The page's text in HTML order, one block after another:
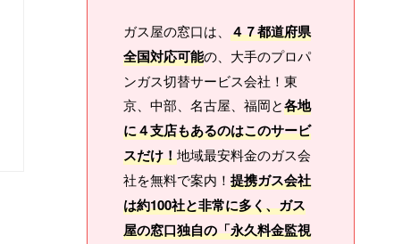
ガス屋の窓口は、 ４７都道府県
全国対応可能の、大手のプロパ
ンガス切替サービス会社！東
京、中部、名古屋、福岡と各地
に４支店もあるのはこのサービ
スだけ！地域最安料金のガス会
社を無料で案内！ 提携ガス会社
は約100社と非常に多く、ガス
屋の窓口独自の「永久料金監視